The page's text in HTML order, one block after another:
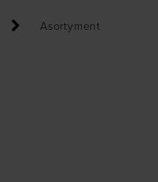
Asortyment